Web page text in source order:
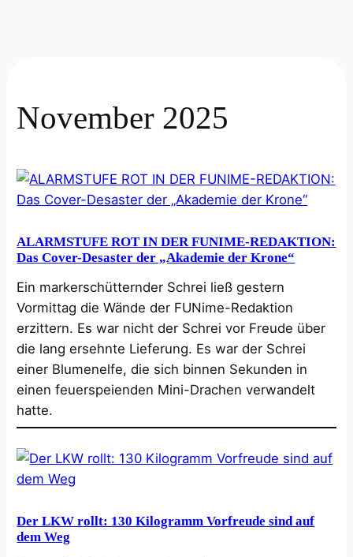
November 2025
ALARMSTUFE ROT IN DER FUNIME-REDAKTION:
Das Cover-Desaster der „Akademie der Krone“
Ein markerschütternder Schrei ließ gestern
Vormittag die Wände der FUNime-Redaktion
erzittern. Es war nicht der Schrei vor Freude über
die lang ersehnte Lieferung. Es war der Schrei
einer Blumenelfe, die sich binnen Sekunden in
einen feuerspeienden Mini-Drachen verwandelt
hatte.
Der LKW rollt: 130 Kilogramm Vorfreude sind auf
dem Weg